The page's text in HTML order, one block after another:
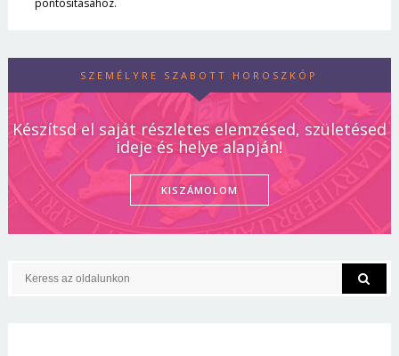
pontosításához.
SZEMÉLYRE SZABOTT HOROSZKÓP
Készítsd el saját részletes elemzésed, születésed
ideje és helye alapján!
KISZÁMOLOM